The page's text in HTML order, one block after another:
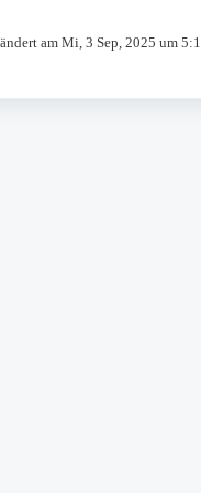
am Mi, 3 Sep, 2025 um